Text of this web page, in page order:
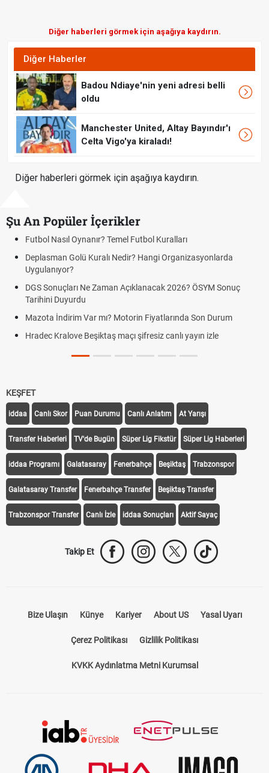
Diğer haberleri görmek için aşağıya kaydırın.
Diğer Haberler
Badou Ndiaye'nin yeni adresi belli
oldu
Manchester United, Altay Bayındır'ı
Celta Vigo'ya kiraladı!
Diğer haberleri görmek için aşağıya kaydırın.
Şu An Popüler İçerikler
Nasıl Oynanır? Temel Futbol Kuralları
Golü Kuralı Nedir? Hangi Organizasyonlarda
Sonuçları Ne Zaman Açıklanacak 2026? ÖSYM Sonuç
Duyurdu
İndirim Var mı? Motorin Fiyatlarında Son Durum
Kralove Beşiktaş maçı şifresiz canlı yayın izle
KEŞFET
iddaa Canlı Skor Puan Durumu Canlı Anlatım At Yarışı
Transfer Haberleri TV'de Bugün Süper Lig Fikstür Süper Lig Haberleri
iddaa Programı Galatasaray Fenerbahçe Beşiktaş Trabzonspor
Galatasaray Transfer Fenerbahçe Transfer Beşiktaş Transfer
Canlı İzle iddaa Sonuçları Aktif Sayaç
Künye Kariyer About US
Çerez Politikası Gizlilik Politikası